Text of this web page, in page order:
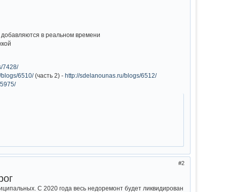
в реальном времени
7428/
6510/(часть 2) -http://sdelanounas.ru/blogs/6512/
2
С 2020 года весь недоремонт будет ликвидирован